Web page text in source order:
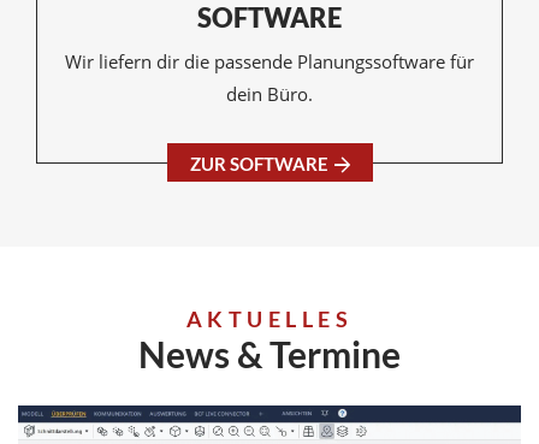
SOFTWARE
Wir liefern dir die passende Planungssoftware für
dein Büro.
ZUR SOFTWARE
AKTUELLES
News &Termine